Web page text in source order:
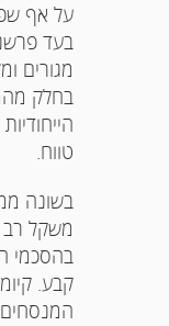
על אף
בעד
מגורים
בחלק
טווח.
בשונה
משקל רב
בהסכמי
קבע.